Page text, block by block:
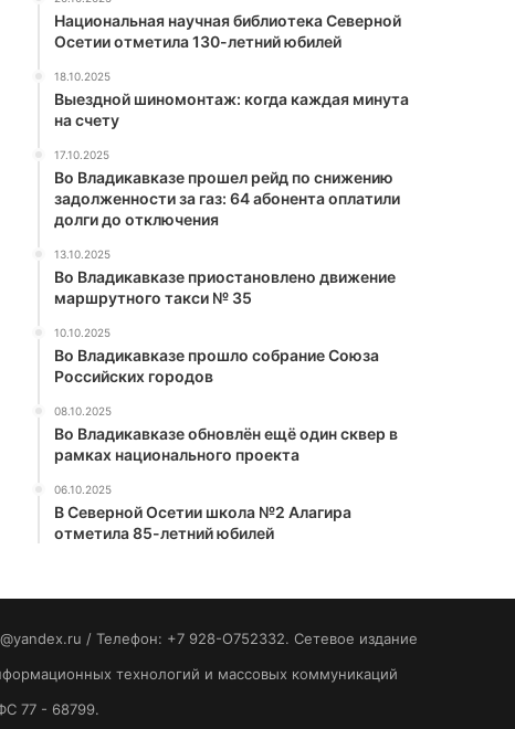
Национальная научная библиотека Северной
Осетии отметила 130-летний юбилей
18.10.2025
Выездной шиномонтаж: когда каждая минута
на счету
17.10.2025
Во Владикавказе прошел рейд по снижению
задолженности за газ: 64 абонента оплатили
долги до отключения
13.10.2025
Во Владикавказе приостановлено движение
маршрутного такси № 35
10.10.2025
Во Владикавказе прошло собрание Союза
Российских городов
08.10.2025
Во Владикавказе обновлён ещё один сквер в
рамках национального проекта
06.10.2025
В Северной Осетии школа №2 Алагира
отметила 85-летний юбилей
/ Телефон: +7 928-O752332. Сетевое издание
технологий и массовых коммуникаций
77 - 68799.